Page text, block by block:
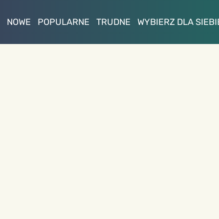
NOWE POPULARNE TRUDNE WYBIERZ DLA